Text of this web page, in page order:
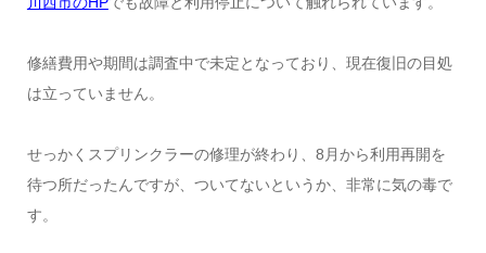
修繕費用や期間は調査中で未定となっており、現在復旧の目処
は立っていません。
せっかくスプリンクラーの修理が終わり、8月から利用再開を
待つ所だったんですが、ついてないというか、非常に気の毒で
す。